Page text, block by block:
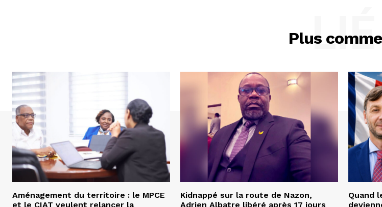
PlusLIÉ
Aménagement du territoire : le MPCE
et le CIAT veulent relancer la
Kidnappé sur la route de Nazon,
Adrien Albatre libéré après 17 jours
Quand